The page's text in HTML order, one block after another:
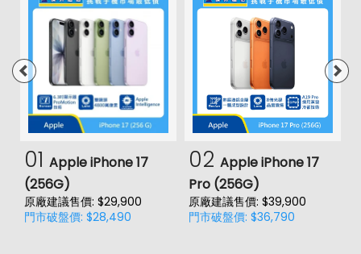
01 Apple iPhone 17
(256G)
原廠建議售價: $29,900
門市破盤價: $28,490
02 Apple iPhone 17
Pro (256G)
原廠建議售價: $39,900
門市破盤價: $36,790